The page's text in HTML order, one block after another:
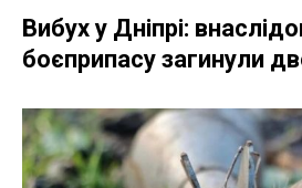
Вибух у Дніпрі:
боєприпасу загинули